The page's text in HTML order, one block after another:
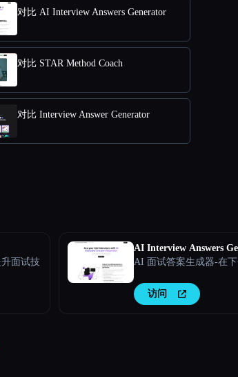
对比 AI Interview Answers Generator
对比 STAR Method Coach
对比 Interview Answer Generator
面试技
AI Interview Answers
AI 面试答案生成器-在
访问